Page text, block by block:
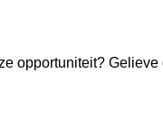
opportuniteit?